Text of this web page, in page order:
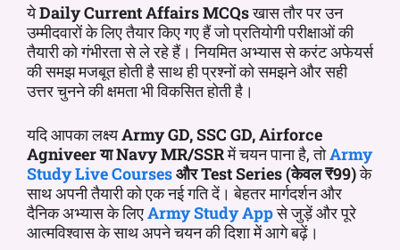
येDaily Current Affairs MCQsखास तौर पर उन
उम्मीदवारों के लिए तैयार किए गए हैं जो प्रतियोगी परीक्षाओं की
तैयारी को गंभीरता से ले रहे हैं। नियमित अभ्यास से करंट अफेयर्स
की समझ मजबूत होती है साथ ही प्रश्नों को समझने और सही
उत्तर चुनने की क्षमता भी विकसित होती है।
यदि आपका लक्ष्यArmy GD, SSC GD, Airforce
Agniveer या Navy MR/SSRमें चयन पाना है, तोArmy
Study Live Coursesऔर Test Series (केवल ₹99)के
साथ अपनी तैयारी को एक नई गति दें। बेहतर मार्गदर्शन और
दैनिक अभ्यास के लिएArmy Study Appसे जुड़ें और पूरे
आत्मविश्वास के साथ अपने चयन की दिशा में आगे बढ़ें।